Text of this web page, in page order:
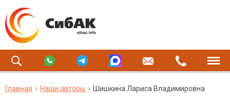
Главная Наши авторы Шишкина Лариса Владимировна